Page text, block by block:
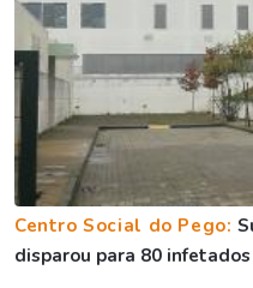
Centro Social do Pego:
disparou para 80 infetados